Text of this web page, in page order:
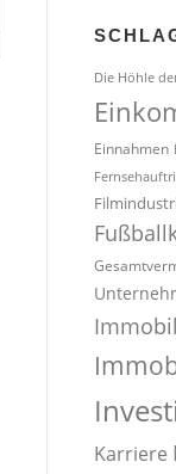
Die Höhle
Einnahmen
Karriere